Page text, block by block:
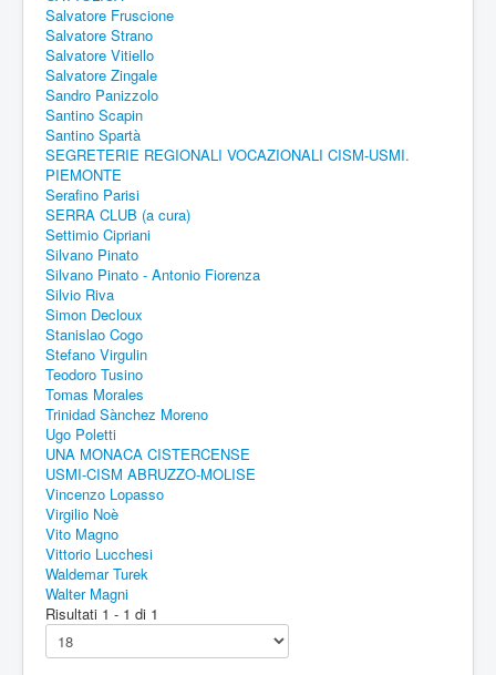
Salvatore Fruscione
Salvatore Strano
Salvatore Vitiello
Salvatore Zingale
Sandro Panizzolo
Santino Scapin
Santino Spartà
SEGRETERIE REGIONALI VOCAZIONALI CISM-USMI.
PIEMONTE
Serafino Parisi
SERRA CLUB (a cura)
Settimio Cipriani
Silvano Pinato
Silvano Pinato - Antonio Fiorenza
Silvio Riva
Simon Decloux
Stanislao Cogo
Stefano Virgulin
Teodoro Tusino
Tomas Morales
Trinidad Sànchez Moreno
Ugo Poletti
UNA MONACA CISTERCENSE
USMI-CISM ABRUZZO-MOLISE
Vincenzo Lopasso
Virgilio Noè
Vito Magno
Vittorio Lucchesi
Waldemar Turek
Walter Magni
Risultati 1 - 1 di 1